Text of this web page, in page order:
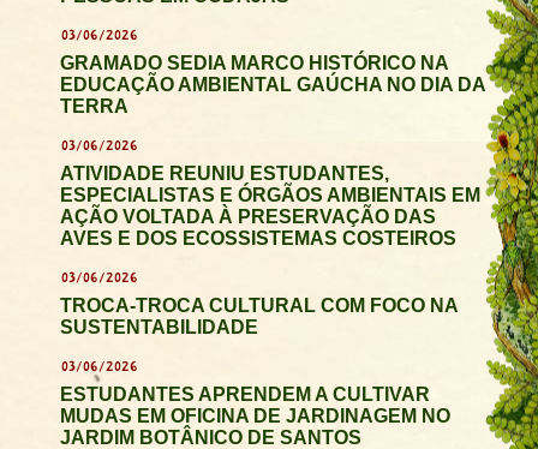
03/06/2026
GRAMADO SEDIA MARCO HISTÓRICO NA
EDUCAÇÃO AMBIENTAL GAÚCHA NO DIA DA
TERRA
03/06/2026
ATIVIDADE REUNIU ESTUDANTES,
ESPECIALISTAS E ÓRGÃOS AMBIENTAIS EM
AÇÃO VOLTADA À PRESERVAÇÃO DAS
AVES E DOS ECOSSISTEMAS COSTEIROS
03/06/2026
TROCA-TROCA CULTURAL COM FOCO NA
SUSTENTABILIDADE
03/06/2026
ESTUDANTES APRENDEM A CULTIVAR
MUDAS EM OFICINA DE JARDINAGEM NO
JARDIM BOTÂNICO DE SANTOS